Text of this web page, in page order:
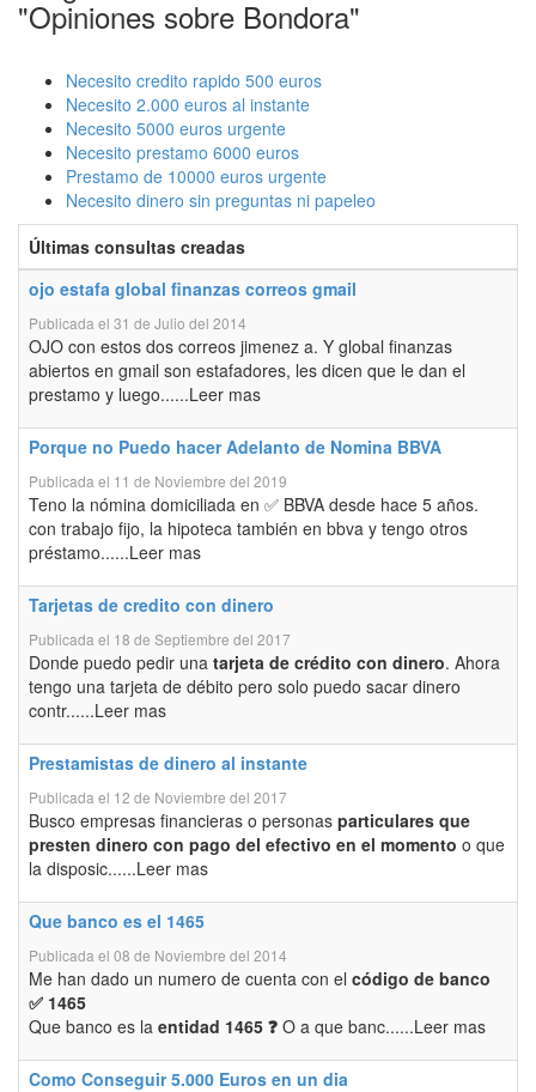
"Opiniones sobre Bondora"
Necesito credito rapido 500 euros
Necesito 2.000 euros al instante
Necesito 5000 euros urgente
Necesito prestamo 6000 euros
Prestamo de 10000 euros urgente
Necesito dinero sin preguntas ni papeleo
Últimas consultas creadas
ojo estafa global finanzas correos gmail
Publicada el 31 de Julio del 2014
OJO con estos dos correos jimenez a. Y global finanzas
abiertos en gmail son estafadores, les dicen que le dan el
prestamo y luego......Leer mas
Porque no Puedo hacer Adelanto de Nomina BBVA
Publicada el 11 de Noviembre del 2019
Teno la nómina domiciliada en ✅ BBVA desde hace 5 años.
con trabajo fijo, la hipoteca también en bbva y tengo otros
préstamo......Leer mas
Tarjetas de credito con dinero
Publicada el 18 de Septiembre del 2017
Donde puedo pedir una tarjeta de crédito con dinero. Ahora
tengo una tarjeta de débito pero solo puedo sacar dinero
contr......Leer mas
Prestamistas de dinero al instante
Publicada el 12 de Noviembre del 2017
Busco empresas financieras o personas particulares que
presten dinero con pago del efectivo en el momento o que
la disposic......Leer mas
Que banco es el 1465
Publicada el 08 de Noviembre del 2014
Me han dado un numero de cuenta con el código de banco
✅ 1465
Que banco es la entidad 1465 ❓ O a que banc......Leer mas
Como Conseguir 5.000 Euros en un dia